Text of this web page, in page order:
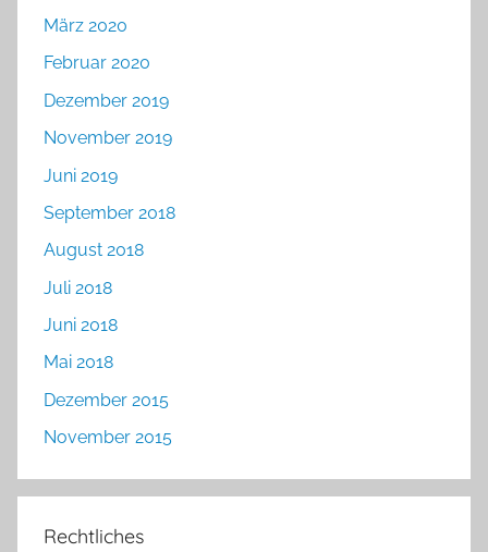
März 2020
Februar 2020
Dezember 2019
November 2019
Juni 2019
September 2018
August 2018
Juli 2018
Juni 2018
Mai 2018
Dezember 2015
November 2015
Rechtliches